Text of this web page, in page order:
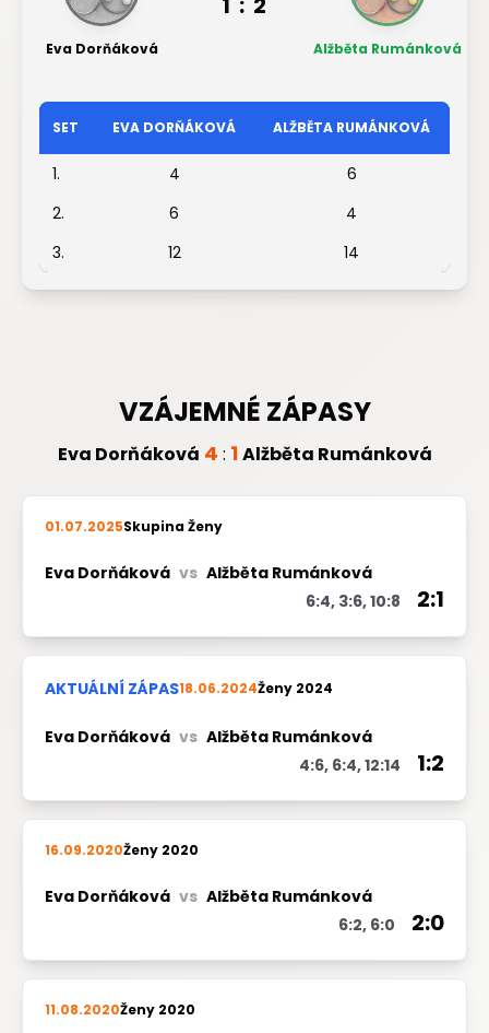
Eva Dorňáková Alžběta Rumánková
SET EVA DORŇÁKOVÁ ALŽBĚTA RUMÁNKOVÁ
1. 4
6
2.
6
4
3.
12 14
VZÁJEMNÉ ZÁPASY
Eva Dorňáková 4 : 1Alžběta Rumánková
Skupina Ženy
01.07.2025
Eva Dorňáková vs Alžběta Rumánková
6:4, 3:6, 10:8
2:1
Ženy 2024
AKTUÁLNÍ ZÁPAS18.06.2024
Eva Dorňáková vs Alžběta Rumánková
4:6, 6:4, 12:14
1:2
Ženy 2020
16.09.2020
Eva Dorňáková vs Alžběta Rumánková
6:2, 6:0
2:0
Ženy 2020
11.08.2020